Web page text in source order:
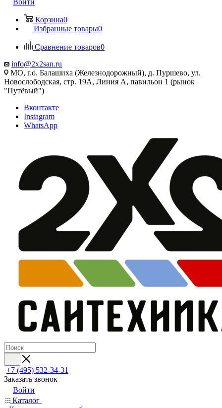
Войти
Корзина0
Избранные товары0
Сравнение товаров0
info@2x2san.ru
МО, г.о. Балашиха (Железнодорожный), д. Пуршево, ул.
Новослободская, стр. 19А, Линия А, павильон 1 (рынок
"Путёвый")
Вконтакте
Instagram
WhatsApp
+7 (495) 532‑34‑31
Заказать звонок
Войти
Каталог